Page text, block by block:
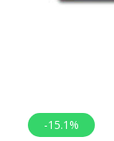
-15.1%